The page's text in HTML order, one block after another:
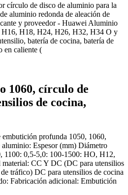
círculo de disco de aluminio para la
aluminio redonda de aleación de
y proveedor - Huawei Aluminio
H16, H18, H24, H26, H32, H34 O y
batería de cocina, batería de
en caliente (
1060, círculo de
de cocina,
profunda 1050, 1060,
Espesor (mm) Diámetro
1100: 0,5-5,0: 100-1500: HO, H12,
CC Y DC (DC para utensilios
tráfico) DC para utensilios de cocina
Fabricación adicional: Embutición